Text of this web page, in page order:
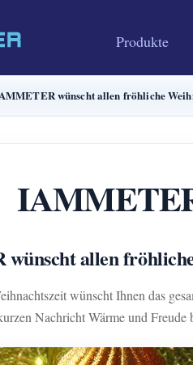
Produkte
wünscht allen fröhliche
allen
wünscht Ihnen das
Nachricht Wärme und Freude